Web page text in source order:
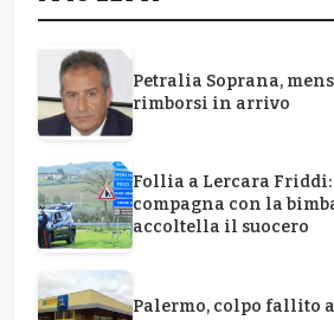
Petralia Soprana,
rimborsi in arrivo
Follia a Lercara
compagna con la
accoltella il suocero
Palermo, colpo fallito